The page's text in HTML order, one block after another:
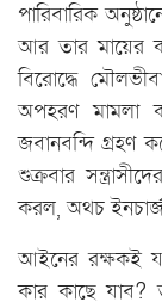
পারিবারিক
আর তার মায়ের
বিরোদ্ধে
অপহরণ মামলা
জবানবন্দি গ্রহণ
শুক্রবার
করল, অথচ
আইনের রক্ষকই
কার কাছে যাব?